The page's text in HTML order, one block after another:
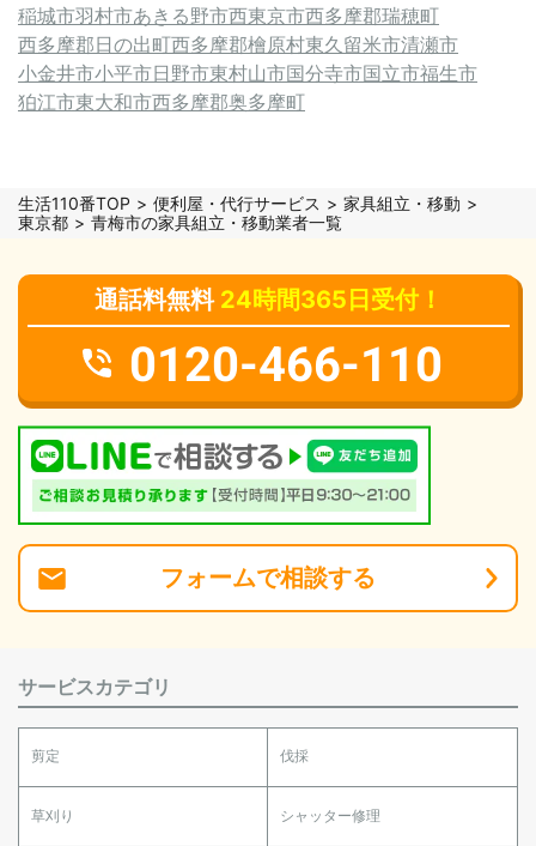
稲城市羽村市あきる野市西東京市西多摩郡瑞穂町
西多摩郡日の出町西多摩郡檜原村東久留米市清瀬市
小金井市小平市日野市東村山市国分寺市国立市福生市
狛江市東大和市西多摩郡奥多摩町
生活110番TOP 便利屋・代行サービス
家具組立・移動
東京都
青梅市の家具組立・移動業者一覧
通話料無料 24時間365日受付！
0120-466-110
フォームで相談する
サービスカテゴリ
剪定 伐採
草刈り シャッター修理